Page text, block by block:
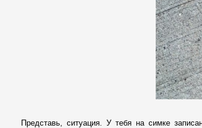
Представь, ситуация. У тебя на симке